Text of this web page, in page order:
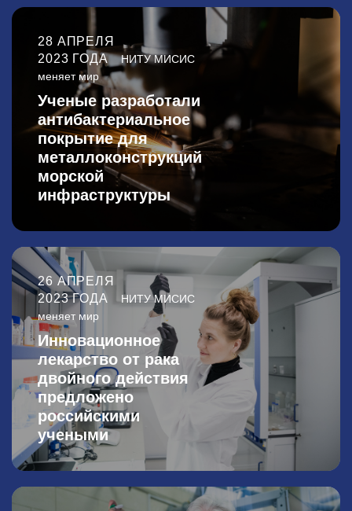
28 АПРЕЛЯ
2023 ГОДА
НИТУ МИСИС
меняет мир
Ученые разработали
антибактериальное
покрытие для
металлоконструкций
морской
инфраструктуры
26 АПРЕЛЯ
2023 ГОДА
НИТУ МИСИС
меняет мир
Инновационное
лекарство от рака
двойного действия
предложено
российскими
учеными